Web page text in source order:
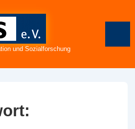
und Sozialforschung